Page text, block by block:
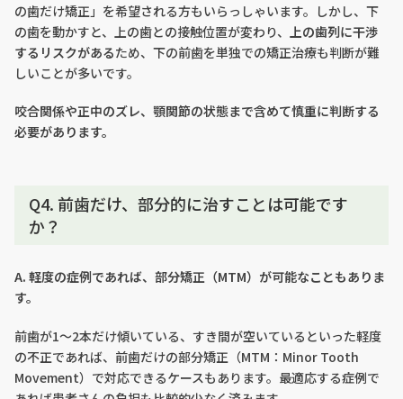
の歯だけ矯正」を希望される方もいらっしゃいます。しかし、下
の歯を動かすと、上の歯との接触位置が変わり、
上の歯列に干渉
するリスクがあるため、下の前歯を単独での矯正治療も判断が難
しいことが多いです。
咬合関係や正中のズレ、顎関節の状態まで含めて慎重に判断する
必要があります。
Q4. 前歯だけ、部分的に治すことは可能です
か？
A. 軽度の症例であれば、部分矯正（MTM）が可能なこともありま
す。
前歯が1〜2本だけ傾いている、すき間が空いているといった軽度
の不正であれば、前歯だけの部分矯正（MTM：Minor Tooth
Movement）で対応できるケースもあります。最適応する症例で